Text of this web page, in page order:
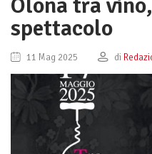
spettacolo
11 Mag 2025 di